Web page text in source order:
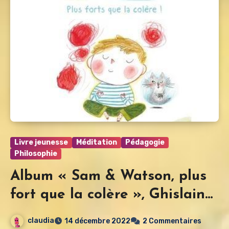
Livre jeunesse Méditation
Pédagogie
Philosophie
Album « Sam & Watson, plus
fort que la colère », Ghislaine
Dulier et Bérengère Delaporte
claudia 14 décembre 2022 2 Commentaires